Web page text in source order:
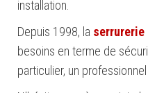
installation.
Depuis 1998, la serrurerie
besoins en terme de
particulier, un